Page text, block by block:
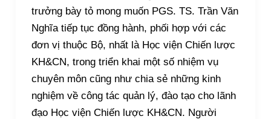
trưởng bày tỏ mong muốn PGS. TS. Trần Văn
Nghĩa tiếp tục đồng hành, phối hợp với các
đơn vị thuộc Bộ, nhất là Học viện Chiến lược
KH&CN, trong triển khai một số nhiệm vụ
chuyên môn cũng như chia sẻ những kinh
nghiệm về công tác quản lý, đào tạo cho lãnh
đạo Học viện Chiến lược KH&CN. Người